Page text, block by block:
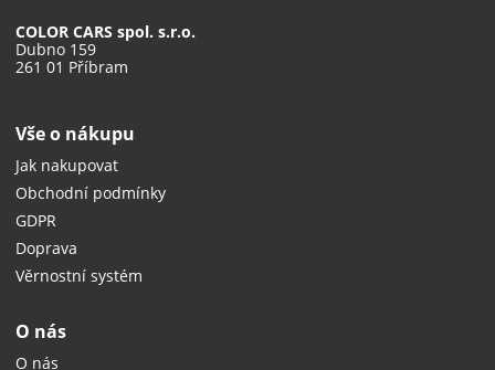
COLOR CARS spol. s.r.o.
Dubno 159
261 01 Příbram
Vše o nákupu
Jak nakupovat
Obchodní podmínky
GDPR
Doprava
Věrnostní systém
O nás
O nás